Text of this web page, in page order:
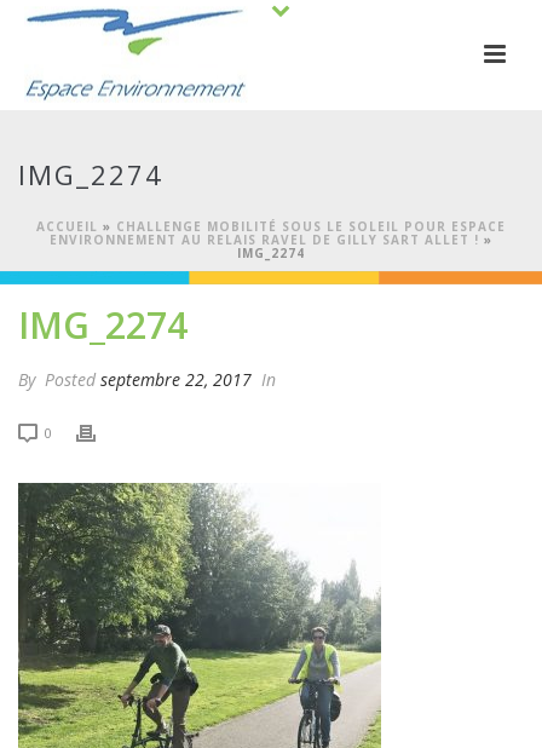
IMG_2274
ACCUEIL » CHALLENGE MOBILITÉ SOUS LE SOLEIL POUR ESPACE
ENVIRONNEMENT AU RELAIS RAVEL DE GILLY SART ALLET ! »
IMG_2274
IMG_2274
By Posted septembre 22, 2017 In
0